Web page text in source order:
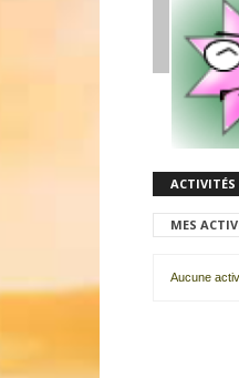
ACTIVITÉS
MES
Aucune